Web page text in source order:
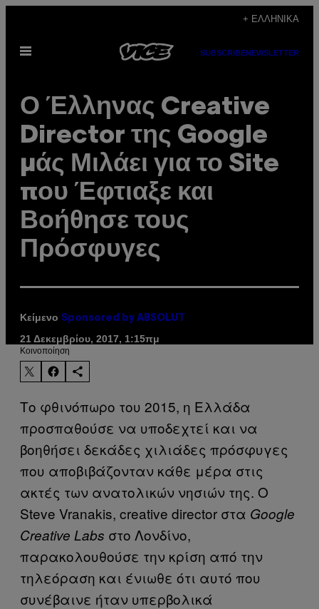
περιεχόμενο
+ ΕΛΛΗΝΙΚΆ
Ανοίξτε
SUBSCRIBENEWSLETTER
Ο Έλληνας Creative
Director της Google
μάς Μιλάει για το Site
που Έφτιαξε και
Βοήθησε τους
Πρόσφυγες
Κείμενο Sponsored by ABSOLUT
21 Δεκεμβρίου, 2017, 1:15πμ
Kοινοποίηση
Το φθινόπωρο του 2015, η Ελλάδα
προσπαθούσε να υποδεχτεί και να
βοηθήσει δεκάδες χιλιάδες πρόσφυγες
που αποβιβάζονταν κάθε μέρα στις
ακτές των ανατολικών νησιών της. Ο
Steve Vranakis, creative director στα Google
Creative Labs στο Λονδίνο,
παρακολουθούσε την κρίση από την
τηλεόραση και ένιωθε ότι αυτό που
συνέβαινε ήταν υπερβολικά